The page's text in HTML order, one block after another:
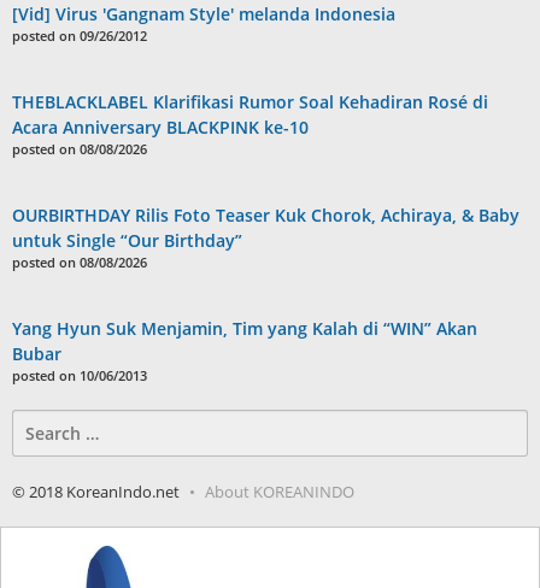
[Vid] Virus 'Gangnam Style' melanda Indonesia
posted on 09/26/2012
THEBLACKLABEL Klarifikasi Rumor Soal Kehadiran Rosé di
Acara Anniversary BLACKPINK ke-10
posted on 08/08/2026
OURBIRTHDAY Rilis Foto Teaser Kuk Chorok, Achiraya, & Baby
untuk Single “Our Birthday”
posted on 08/08/2026
Yang Hyun Suk Menjamin, Tim yang Kalah di “WIN” Akan
Bubar
posted on 10/06/2013
for:
© 2018 KoreanIndo.net About KOREANINDO